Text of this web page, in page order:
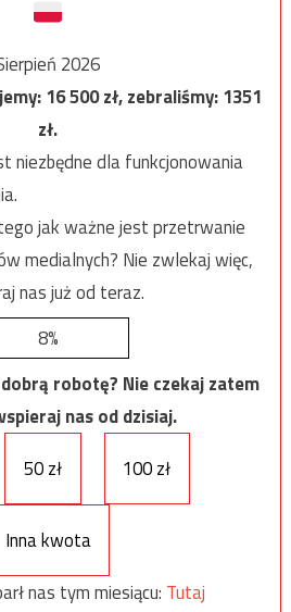
2026
16 500zł, zebraliśmy:1351
zł.
niezbędne dla funkcjonowania
jak ważne jest przetrwanie
medialnych? Nie zwlekaj więc,
nas już od teraz.
8%
robotę? Nie czekaj zatem
nas od dzisiaj.
50 zł 100 zł
Inna kwota
nas tym miesiącu: Tutaj